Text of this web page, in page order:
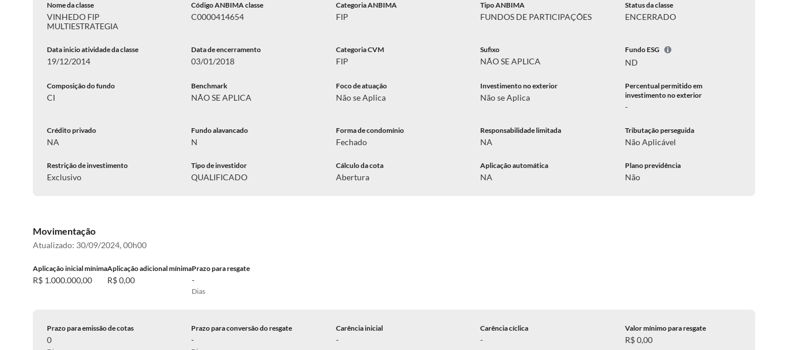
Nome da classe
VINHEDO FIP
MULTIESTRATEGIA
Código ANBIMA classe
C0000414654
Categoria ANBIMA
FIP
Tipo ANBIMA
FUNDOS DE PARTICIPAÇÕES
Status da classe
ENCERRADO
Data inicio atividade da classe
19/12/2014
Data de encerramento
03/01/2018
Categoria CVM
FIP
Sufixo
NÃO SE APLICA
Fundo ESG
ND
Composição do fundo
CI
Benchmark
NÃO SE APLICA
Foco de atuação
Não se Aplica
Investimento no exterior
Não se Aplica
Percentual permitido em
investimento no exterior
-
Crédito privado
NA
Fundo alavancado
N
Forma de condomínio
Fechado
Responsabilidade limitada
NA
Tributação perseguida
Não Aplicável
Restrição de investimento
Exclusivo
Tipo de investidor
QUALIFICADO
Cálculo da cota
Abertura
Aplicação automática
NA
Plano previdência
Não
Movimentação
Atualizado: 30/09/2024, 00h00
Aplicação inicial mínima
R$ 1.000.000,00
Aplicação adicional mínima
R$ 0,00
Prazo para resgate
-
Dias
Prazo para emissão de cotas
0
Prazo para conversão do resgate
-
Carência inicial
-
Carência cíclica
-
Valor mínimo para resgate
R$ 0,00